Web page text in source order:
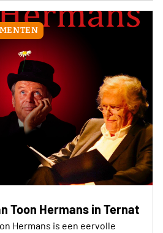
Toon Hermans in Ternat
Hermans is een eervolle